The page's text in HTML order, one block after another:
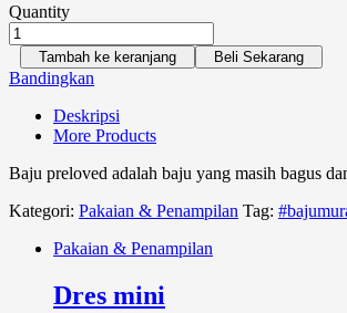
Quantity
Tambah ke keranjang Beli Sekarang
Bandingkan
Deskripsi
More Products
Baju preloved adalah baju yang masih bagus
Kategori: Pakaian & Penampilan Tag:
Pakaian & Penampilan
Dres mini